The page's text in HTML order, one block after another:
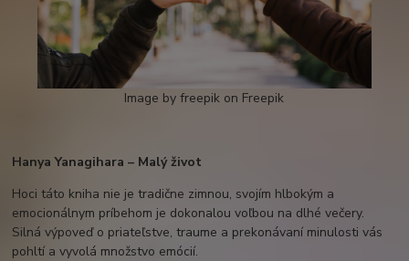
Image by freepik on Freepik
Hanya Yanagihara – Malý život
Hoci táto kniha nie je tradične zimnou, svojím hlbokým a
emocionálnym príbehom je dokonalou voľbou na dlhé večery.
Silná výpoveď o priateľstve, traume a prekonávaní minulosti vás
pohltí a vyvolá množstvo emócií.